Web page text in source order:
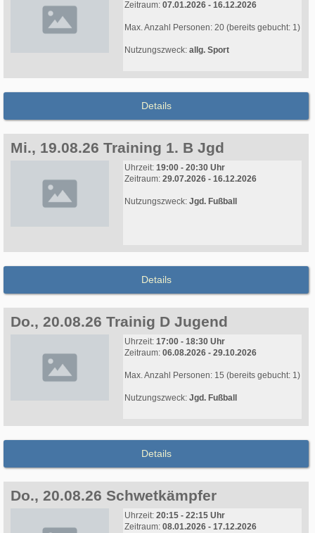
Zeitraum: 07.01.2026 - 16.12.2026
Max. Anzahl Personen: 20 (bereits gebucht: 1)
Nutzungszweck: allg. Sport
Details
Mi., 19.08.26 Training 1. B Jgd
Uhrzeit: 19:00 - 20:30 Uhr
Zeitraum: 29.07.2026 - 16.12.2026
Nutzungszweck: Jgd. Fußball
Details
Do., 20.08.26 Trainig D Jugend
Uhrzeit: 17:00 - 18:30 Uhr
Zeitraum: 06.08.2026 - 29.10.2026
Max. Anzahl Personen: 15 (bereits gebucht: 1)
Nutzungszweck: Jgd. Fußball
Details
Do., 20.08.26 Schwetkämpfer
Uhrzeit: 20:15 - 22:15 Uhr
Zeitraum: 08.01.2026 - 17.12.2026